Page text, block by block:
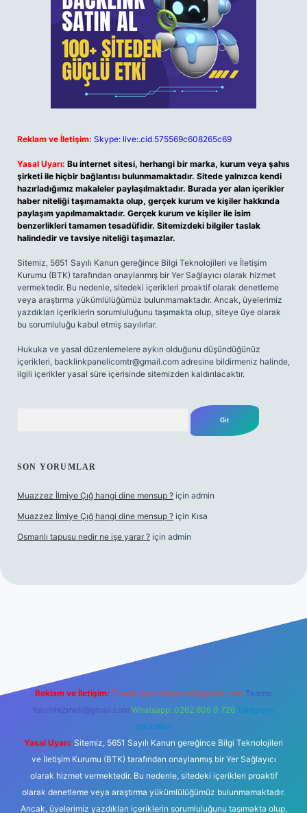
Reklam ve İletişim: Skype: live:.cid.575569c608265c69
Yasal Uyarı: Bu internet sitesi, herhangi bir marka, kurum veya şahıs
şirketi ile hiçbir bağlantısı bulunmamaktadır. Sitede yalnızca kendi
hazırladığımız makaleler paylaşılmaktadır. Burada yer alan içerikler
haber niteliği taşımamakta olup, gerçek kurum ve kişiler hakkında
paylaşım yapılmamaktadır. Gerçek kurum ve kişiler ile isim
benzerlikleri tamamen tesadüfidir. Sitemizdeki bilgiler taslak
halindedir ve tavsiye niteliği taşımazlar.
Sitemiz, 5651 Sayılı Kanun gereğince Bilgi Teknolojileri ve İletişim
Kurumu (BTK) tarafından onaylanmış bir Yer Sağlayıcı olarak hizmet
vermektedir. Bu nedenle, sitedeki içerikleri proaktif olarak denetleme
veya araştırma yükümlülüğümüz bulunmamaktadır. Ancak, üyelerimiz
yazdıkları içeriklerin sorumluluğunu taşımakta olup, siteye üye olarak
bu sorumluluğu kabul etmiş sayılırlar.
Hukuka ve yasal düzenlemelere aykırı olduğunu düşündüğünüz
içerikleri, backlinkpanelicomtr@gmail.com adresine bildirmeniz halinde,
ilgili içerikler yasal süre içerisinde sitemizden kaldırılacaktır.
SON YORUMLAR
Muazzez İlmiye Çığ hangi dine mensup ? için admin
Muazzez İlmiye Çığ hangi dine mensup ? için Kısa
Osmanlı tapusu nedir ne işe yarar ? için admin
m elexbet
Reklam ve İletişim: E-mail: backlinkpaneli@gmail.com Teams:
forumhizmeti@gmail.com Whatsapp: 0262 606 0 726 Telegram:
@karabul
Yasal Uyarı: Sitemiz, 5651 Sayılı Kanun gereğince Bilgi Teknolojileri
ve İletişim Kurumu (BTK) tarafından onaylanmış bir Yer Sağlayıcı
olarak hizmet vermektedir. Bu nedenle, sitedeki içerikleri proaktif
olarak denetleme veya araştırma yükümlülüğümüz bulunmamaktadır.
Ancak, üyelerimiz yazdıkları içeriklerin sorumluluğunu taşımakta olup,